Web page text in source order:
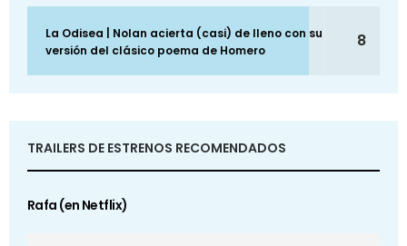
La Odisea | Nolan acierta (casi) de lleno con su
versión del clásico poema de Homero
8
TRAILERS DE ESTRENOS RECOMENDADOS
Rafa (en Netflix)